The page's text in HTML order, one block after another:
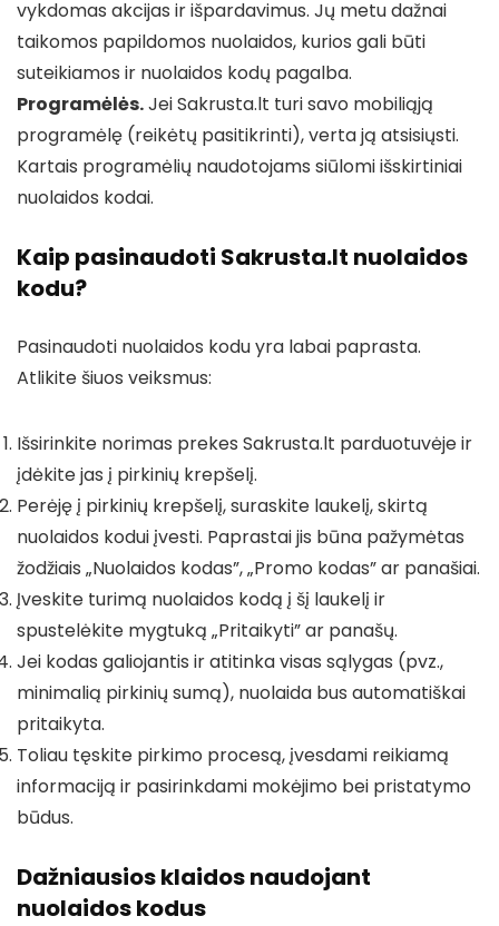
vykdomas akcijas ir išpardavimus. Jų metu dažnai
taikomos papildomos nuolaidos, kurios gali būti
suteikiamos ir nuolaidos kodų pagalba.
Programėlės.Jei Sakrusta.lt turi savo mobiliąją
programėlę (reikėtų pasitikrinti), verta ją atsisiųsti.
Kartais programėlių naudotojams siūlomi išskirtiniai
nuolaidos kodai.
Kaip pasinaudoti Sakrusta.lt nuolaidos
kodu?
Pasinaudoti nuolaidos kodu yra labai paprasta.
Atlikite šiuos veiksmus:
Išsirinkite norimas prekes Sakrusta.lt parduotuvėje ir
įdėkite jas į pirkinių krepšelį.
Perėję į pirkinių krepšelį, suraskite laukelį, skirtą
nuolaidos kodui įvesti. Paprastai jis būna pažymėtas
žodžiais „Nuolaidos kodas”, „Promo kodas” ar panašiai.
Įveskite turimą nuolaidos kodą į šį laukelį ir
spustelėkite mygtuką „Pritaikyti” ar panašų.
Jei kodas galiojantis ir atitinka visas sąlygas (pvz.,
minimalią pirkinių sumą), nuolaida bus automatiškai
pritaikyta.
Toliau tęskite pirkimo procesą, įvesdami reikiamą
informaciją ir pasirinkdami mokėjimo bei pristatymo
būdus.
Dažniausios klaidos naudojant
nuolaidos kodus